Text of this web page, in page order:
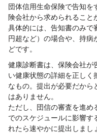
団体信用生命保険で告知
険会社から求められること
具体的には、告知書のみ
円超など）の場合や、持
どです。
健康診断書は、保険会社が
い健康状態の詳細を正し
なもの。提出が必要だか
はありません。
ただし、団信の審査を進め
でのスケジュールに影響す
れたら速やかに提出しまし